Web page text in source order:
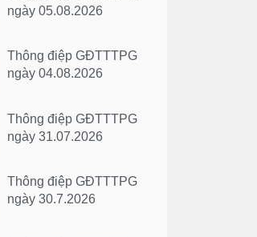
ngày 05.08.2026
Thông điệp GĐTTTPG
ngày 04.08.2026
Thông điệp GĐTTTPG
ngày 31.07.2026
Thông điệp GĐTTTPG
ngày 30.7.2026